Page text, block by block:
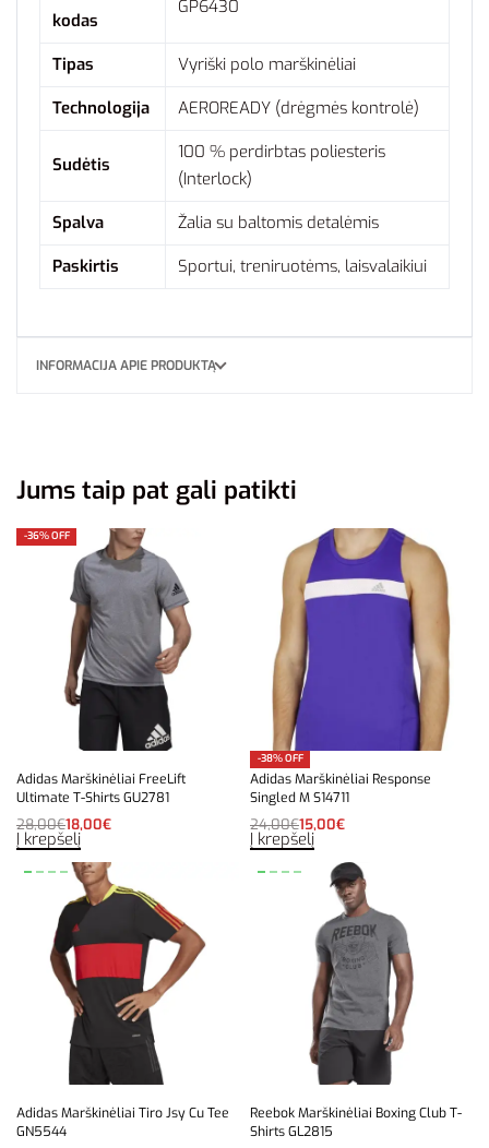
kodas
GP6430
Tipas
Vyriški polo marškinėliai
Technologija
AEROREADY (drėgmės kontrolė)
Sudėtis
100 % perdirbtas poliesteris
(Interlock)
Spalva
Žalia su baltomis detalėmis
Paskirtis
Sportui, treniruotėms, laisvalaikiui
INFORMACIJA APIE PRODUKTĄ
Jums taip pat gali patikti
-36% OFF
Adidas Marškinėliai FreeLift
Ultimate T-Shirts GU2781
28,00€18,00€
Į krepšelį
-38% OFF
Adidas Marškinėliai Response
Singled M S14711
24,00€15,00€
Į krepšelį
Adidas Marškinėliai Tiro Jsy Cu Tee
GN5544
Reebok Marškinėliai Boxing Club T-
Shirts GL2815